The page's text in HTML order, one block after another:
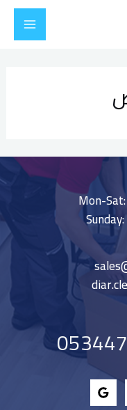
Main
Mon-